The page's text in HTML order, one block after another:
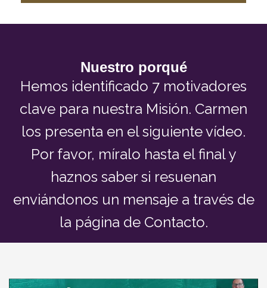
Nuestro porqué
Hemos identificado 7 motivadores
clave para nuestra Misión. Carmen
los presenta en el siguiente vídeo.
Por favor, míralo hasta el final y
haznos saber si resuenan
enviándonos un mensaje a través de
la página de Contacto.